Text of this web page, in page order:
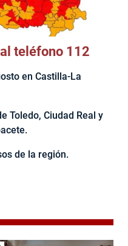
teléfono 112
en Castilla-La
Toledo, Ciudad Real y
de la región.